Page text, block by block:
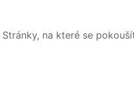
Stránky, na které se